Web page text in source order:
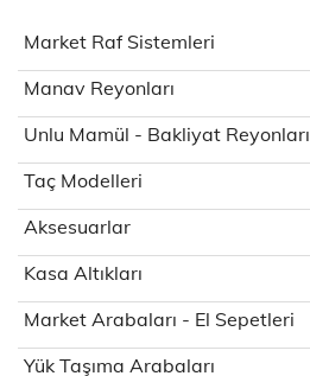
Market Raf Sistemleri
Manav Reyonları
Unlu Mamül - Bakliyat Reyonları
Taç Modelleri
Aksesuarlar
Kasa Altıkları
Market Arabaları - El Sepetleri
Yük Taşıma Arabaları